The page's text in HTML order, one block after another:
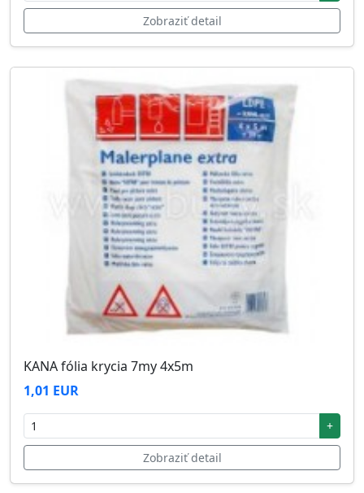
Zobraziť detail
KANA fólia krycia 7my 4x5m
1,01 EUR
+
Zobraziť detail